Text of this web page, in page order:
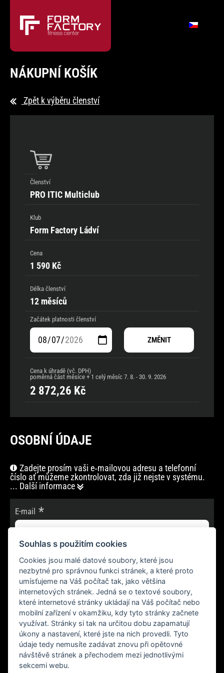
NÁKUPNÍ KOŠÍK
Zpět k výběru členství
Členství
PRO ITIC Multiclub
Klub
Form Factory Ládví
Cena
1 590 Kč
Délka členství
12 měsíců
Začátek platnosti členství
ZMĚNIT
Cena k úhradě (vč. DPH)
poměrná část měsíce + 1 celý měsíc 7. 8. - 30. 9. 2026
2 872,26 Kč
OSOBNÍ ÚDAJE
Zadejte prosím vaši e‑mailovou adresu a telefonní
číslo ať můžeme zkontrolovat, zda již nejste v systému.
... Další informace
E-mail
POKRAČOVAT
Souhlas s použitím cookies
Cookies jsou malé datové soubory, které jsou
nezbytné pro správnou funkci stránek, a které proto
umísťujeme na Váš počítač tak, jako většina
internetových stránek. Jedná se o textové soubory,
které internetové stránky ukládají na Váš počítač nebo
mobilní zařízení v okamžiku, kdy tyto stránky začnete
využívat. Stránky si tak na určitou dobu zapamatují
úkony a nastavení, které jste na nich provedli. Tyto
údaje tedy nemusíte zadávat znovu při opětovné
návštěvě stránek a přechodem mezi jednotlivými
sekcemi webu.